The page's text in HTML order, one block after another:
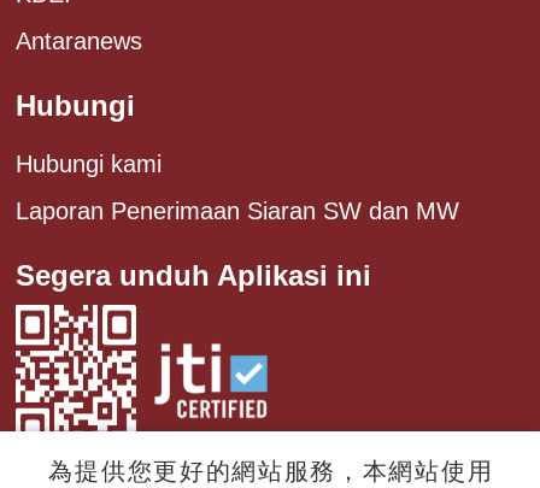
Antaranews
Hubungi
Hubungi kami
Laporan Penerimaan Siaran SW dan MW
Segera unduh Aplikasi ini
為提供您更好的網站服務，本網站使用